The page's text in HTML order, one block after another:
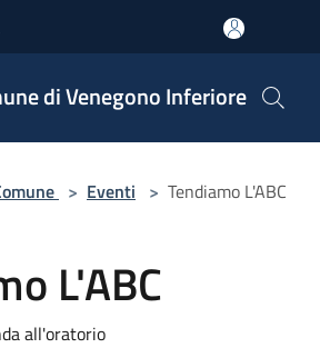
di Venegono Inferiore
> Eventi > Tendiamo L'ABC
L'ABC
all'oratorio